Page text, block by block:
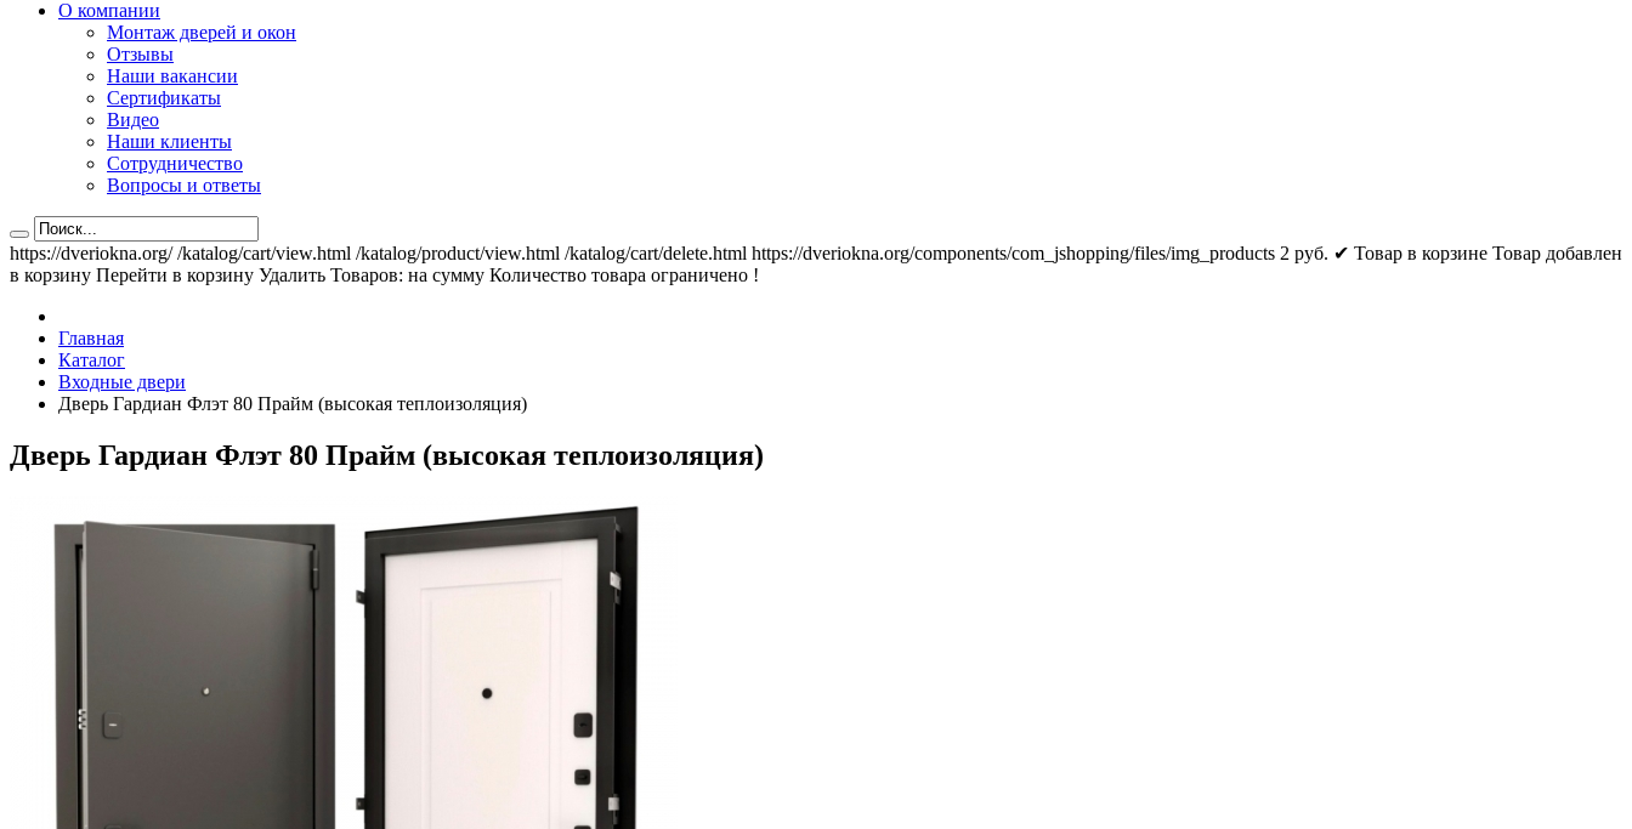
О компании
Монтаж дверей и окон
Отзывы
Наши вакансии
Сертификаты
Видео
Наши клиенты
Сотрудничество
Вопросы и ответы
https://dveriokna.org/ /katalog/cart/view.html /katalog/product/view.html /katalog/cart/delete.html https://dveriokna.org/components/com_jshopping/files/img_products 2 руб. ✔ Товар в корзине Товар добавлен
в корзину Перейти в корзину Удалить Товаров: на сумму Количество товара ограничено !
Главная
Каталог
Входные двери
Дверь Гардиан Флэт 80 Прайм (высокая теплоизоляция)
Дверь Гардиан Флэт 80 Прайм (высокая теплоизоляция)